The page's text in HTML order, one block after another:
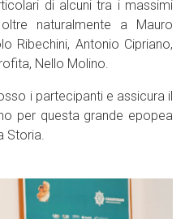
di alcuni tra i massimi
naturalmente a Mauro
Ribechini, Antonio Cipriano,
Nello Molino.
i partecipanti e assicura il
per questa grande epopea
Storia.